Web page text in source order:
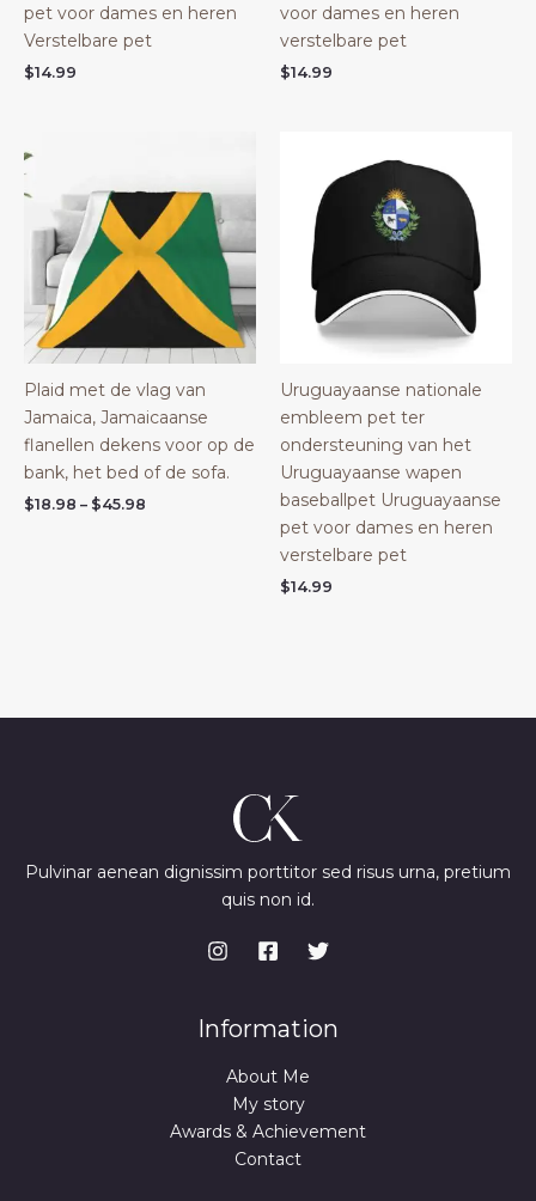
pet voor dames en heren
Verstelbare pet
$14.99
voor dames en heren
verstelbare pet
$14.99
Plaid met de vlag van
Jamaica, Jamaicaanse
flanellen dekens voor op de
bank, het bed of de sofa.
$18.98 – $45.98
Uruguayaanse nationale
embleem pet ter
ondersteuning van het
Uruguayaanse wapen
baseballpet Uruguayaanse
pet voor dames en heren
verstelbare pet
$14.99
Pulvinar aenean dignissim porttitor sed risus urna, pretium
quis non id.
Information
About Me
My story
Awards & Achievement
Contact